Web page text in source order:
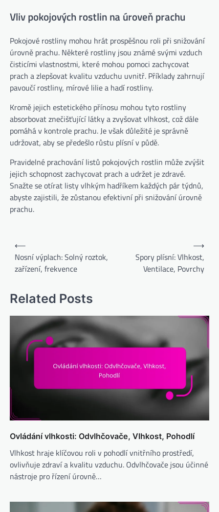
Vliv pokojových rostlin na úroveň prachu
Pokojové rostliny mohou hrát prospěšnou roli při snižování
úrovně prachu. Některé rostliny jsou známé svými vzduch
čisticími vlastnostmi, které mohou pomoci zachycovat
prach a zlepšovat kvalitu vzduchu uvnitř. Příklady zahrnují
pavoučí rostliny, mírové lilie a hadí rostliny.
Kromě jejich estetického přínosu mohou tyto rostliny
absorbovat znečišťující látky a zvyšovat vlhkost, což dále
pomáhá v kontrole prachu. Je však důležité je správně
udržovat, aby se předešlo růstu plísní v půdě.
Pravidelné prachování listů pokojových rostlin může zvýšit
jejich schopnost zachycovat prach a udržet je zdravé.
Snažte se otírat listy vlhkým hadříkem každých pár týdnů,
abyste zajistili, že zůstanou efektivní při snižování úrovně
prachu.
Post
navigation
⟵
Nosní výplach: Solný roztok,
zařízení, frekvence
Spory plísní: Vlhkost,
Ventilace, Povrchy
⟶
Related Posts
Ovládání vlhkosti: Odvlhčovače, Vlhkost, Pohodlí
Vlhkost hraje klíčovou roli v pohodlí vnitřního prostředí,
ovlivňuje zdraví a kvalitu vzduchu. Odvlhčovače jsou účinné
nástroje pro řízení úrovně…